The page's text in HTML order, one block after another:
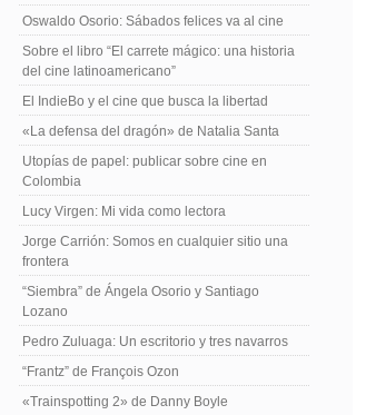
Oswaldo Osorio: Sábados felices va al cine
Sobre el libro “El carrete mágico: una historia
del cine latinoamericano”
El IndieBo y el cine que busca la libertad
«La defensa del dragón» de Natalia Santa
Utopías de papel: publicar sobre cine en
Colombia
Lucy Virgen: Mi vida como lectora
Jorge Carrión: Somos en cualquier sitio una
frontera
“Siembra” de Ángela Osorio y Santiago
Lozano
Pedro Zuluaga: Un escritorio y tres navarros
“Frantz” de François Ozon
«Trainspotting 2» de Danny Boyle